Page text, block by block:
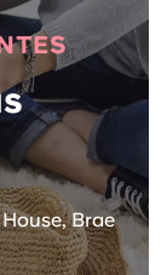
Brae